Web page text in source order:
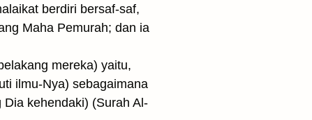
berdiri bersaf-saf,
Maha Pemurah; dan ia
mereka) yaitu,
ilmu-Nya) sebagaimana
kehendaki) (Surah Al-